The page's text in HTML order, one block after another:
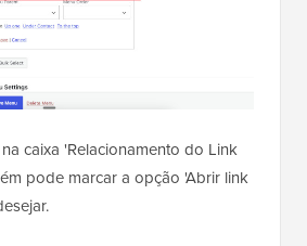
na caixa 'Relacionamento do Link
pode marcar a opção 'Abrir link